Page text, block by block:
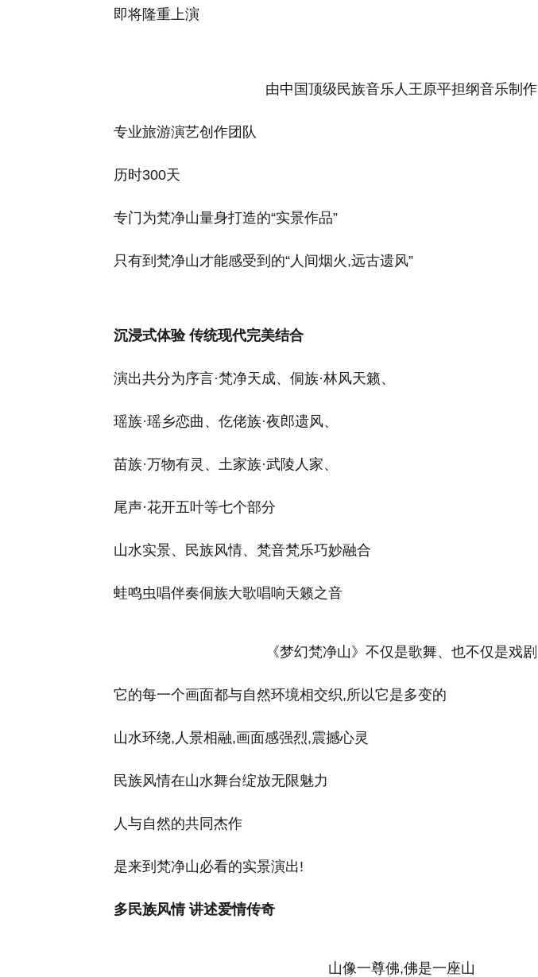
即将隆重上演
由中国顶级民族音乐人王原平担纲音乐制作
专业旅游演艺创作团队
历时300天
专门为梵净山量身打造的“实景作品”
只有到梵净山才能感受到的“人间烟 火,远古遗风”
沉浸式体验 传统现代完美结合
演出共分为序言·梵净天成、侗族·林风天籁、
瑶族·瑶乡恋曲、仡佬族·夜郎遗风、
苗族·万物有灵、土家族·武陵人家、
尾声·花开五叶等七个部分
山水实景、民族风情、梵音梵乐巧妙融合
蛙鸣虫唱伴奏侗族大歌唱响天籁之音
《梦幻梵净山》不仅是歌舞、也不仅是戏剧
它的每一个画面都与自然环境相交织,所以它是多变的
山水环绕,人景相融,画面感强烈,震撼心灵
民族风情在山水舞台绽放无限魅力
人与自然的共同杰作
是来到梵净山必看的实景演出!
多民族风情 讲述爱情传奇
山像一尊佛,佛是一座山